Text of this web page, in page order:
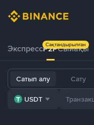
ЭкспрессP2PСыйақы
Сақтандырылған
Сатып алу Сату
USDT